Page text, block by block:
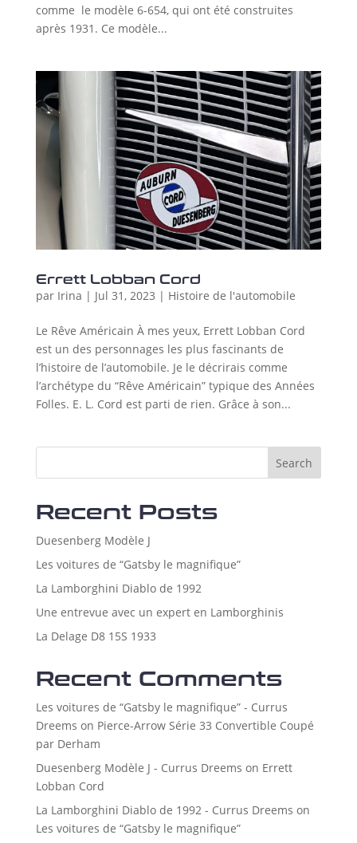
comme le modèle 6-654, qui ont été construites
après 1931. Ce modèle...
Errett Lobban Cord
par Irina | Jul 31, 2023 | Histoire de l'automobile
Le Rêve Américain À mes yeux, Errett Lobban Cord
est un des personnages les plus fascinants de
l’histoire de l’automobile. Je le décrirais comme
l’archétype du “Rêve Américain” typique des Années
Folles. E. L. Cord est parti de rien. Grâce à son...
Search
Recent Posts
Duesenberg Modèle J
Les voitures de “Gatsby le magnifique”
La Lamborghini Diablo de 1992
Une entrevue avec un expert en Lamborghinis
La Delage D8 15S 1933
Recent Comments
Les voitures de “Gatsby le magnifique” - Currus
Dreems on Pierce-Arrow Série 33 Convertible Coupé
par Derham
Duesenberg Modèle J - Currus Dreems on Errett
Lobban Cord
La Lamborghini Diablo de 1992 - Currus Dreems on
Les voitures de “Gatsby le magnifique”